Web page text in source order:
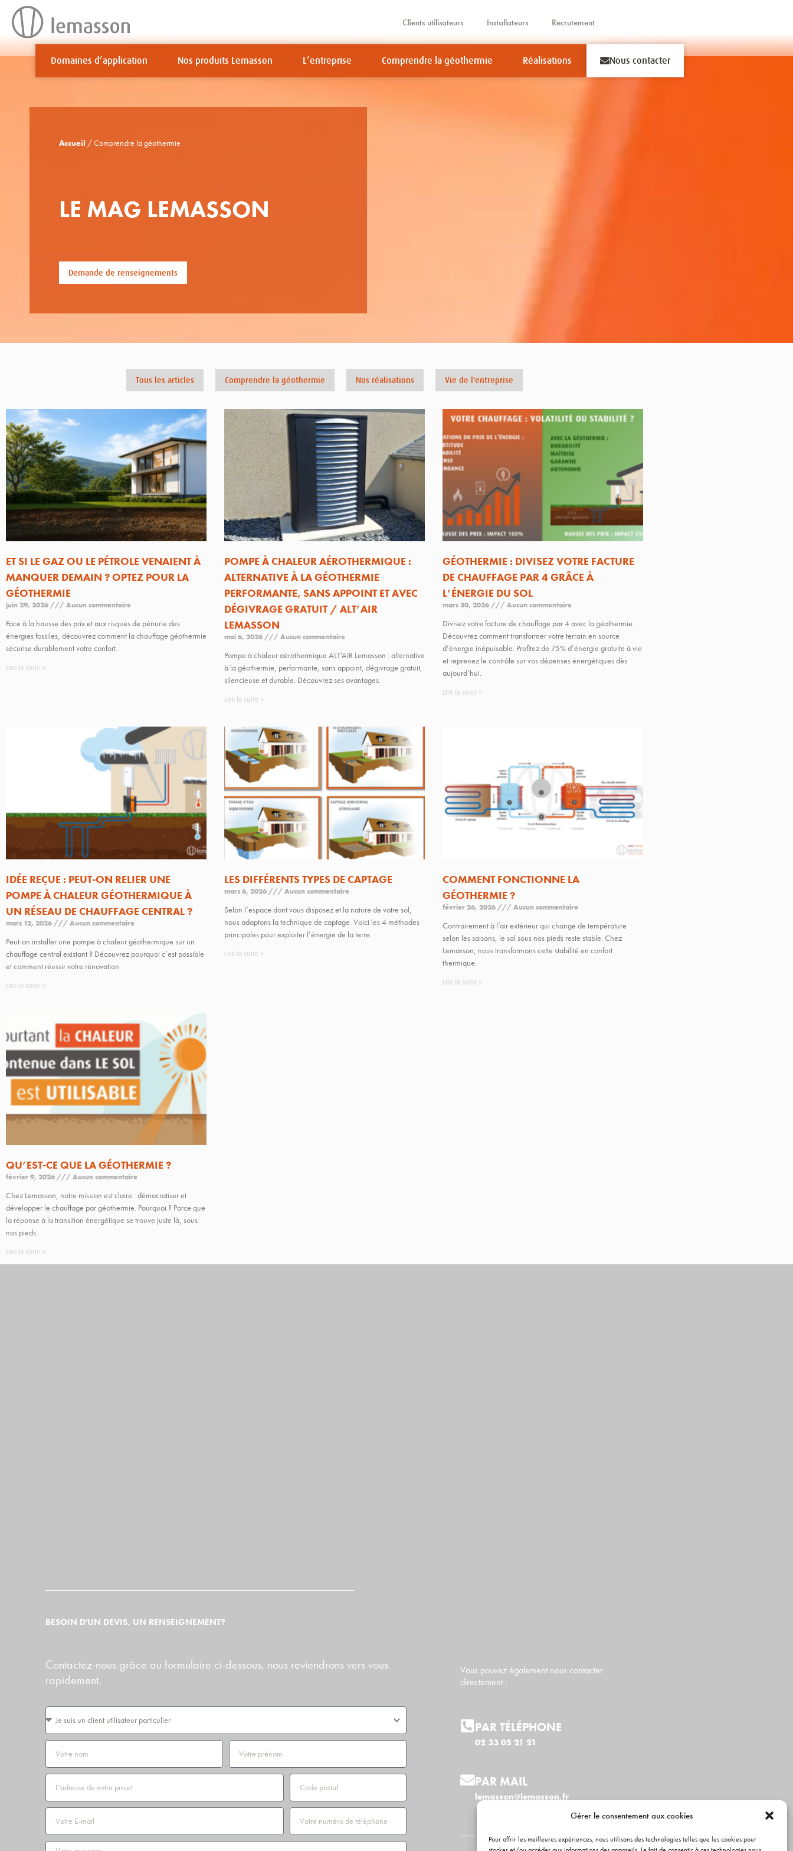
Gérer le consentement aux cookies
Pour offrir les meilleures expériences, nous utilisons des technologies telles que les cookies pour
Aller
contenu
Clients utilisateurs Installateurs Recrutement
Domaines d’application Nos produits Lemasson L’entreprise Comprendre la géothermie Réalisations Nous contacter
Accueil / Comprendre la géothermie
LE MAG LEMASSON
Demande de renseignements
Tous les articles Comprendre la géothermie Nos réalisations Vie de l'entreprise
ET SI LE GAZ OU LE PÉTROLE VENAIENT À
MANQUER DEMAIN ? OPTEZ POUR LA
GÉOTHERMIE
juin 29, 2026 Aucun commentaire
Face à la hausse des prix et aux risques de pénurie des
énergies fossiles, découvrez comment la chauffage géothermie
sécurise durablement votre confort.
Lire la suite »
POMPE À CHALEUR AÉROTHERMIQUE :
ALTERNATIVE À LA GÉOTHERMIE
PERFORMANTE, SANS APPOINT ET AVEC
DÉGIVRAGE GRATUIT / ALT’AIR
LEMASSON
mai 6, 2026 Aucun commentaire
Pompe à chaleur aérothermique ALT’AIR Lemasson : alternative
à la géothermie, performante, sans appoint, dégivrage gratuit,
silencieuse et durable. Découvrez ses avantages.
Lire la suite »
GÉOTHERMIE : DIVISEZ VOTRE FACTURE
DE CHAUFFAGE PAR 4 GRÂCE À
L’ÉNERGIE DU SOL
mars 30, 2026 Aucun commentaire
Divisez votre facture de chauffage par 4 avec la géothermie.
Découvrez comment transformer votre terrain en source
d’énergie inépuisable. Profitez de 75% d’énergie gratuite à vie
et reprenez le contrôle sur vos dépenses énergétiques dès
aujourd’hui.
Lire la suite »
IDÉE REÇUE : PEUT-ON RELIER UNE
POMPE À CHALEUR GÉOTHERMIQUE À
UN RÉSEAU DE CHAUFFAGE CENTRAL ?
mars 12, 2026 Aucun commentaire
Peut-on installer une pompe à chaleur géothermique sur un
chauffage central existant ? Découvrez pourquoi c’est possible
et comment réussir votre rénovation.
Lire la suite »
LES DIFFÉRENTS TYPES DE CAPTAGE
mars 6, 2026 Aucun commentaire
Selon l’espace dont vous disposez et la nature de votre sol,
nous adaptons la technique de captage. Voici les 4 méthodes
principales pour exploiter l’énergie de la terre.
Lire la suite »
COMMENT FONCTIONNE LA
GÉOTHERMIE ?
février 26, 2026 Aucun commentaire
Contrairement à l’air extérieur qui change de température
selon les saisons, le sol sous nos pieds reste stable. Chez
Lemasson, nous transformons cette stabilité en confort
thermique.
Lire la suite »
QU’EST-CE QUE LA GÉOTHERMIE ?
février 9, 2026 Aucun commentaire
Chez Lemasson, notre mission est claire : démocratiser et
développer le chauffage par géothermie. Pourquoi ? Parce que
la réponse à la transition énergétique se trouve juste là, sous
nos pieds.
Lire la suite »
BESOIN D'UN DEVIS, UN RENSEIGNEMENT?
Contactez-nous grâce au formulaire ci-dessous, nous reviendrons vers vous
rapidement.
Vous
êtes
Nom
Prénom
Adresse
Code
postal
Email
Téléphone
Message
Vous pouvez également nous contacter
directement :
PAR TÉLÉPHONE
02 33 05 21 21
PAR MAIL
lemasson@lemasson.fr